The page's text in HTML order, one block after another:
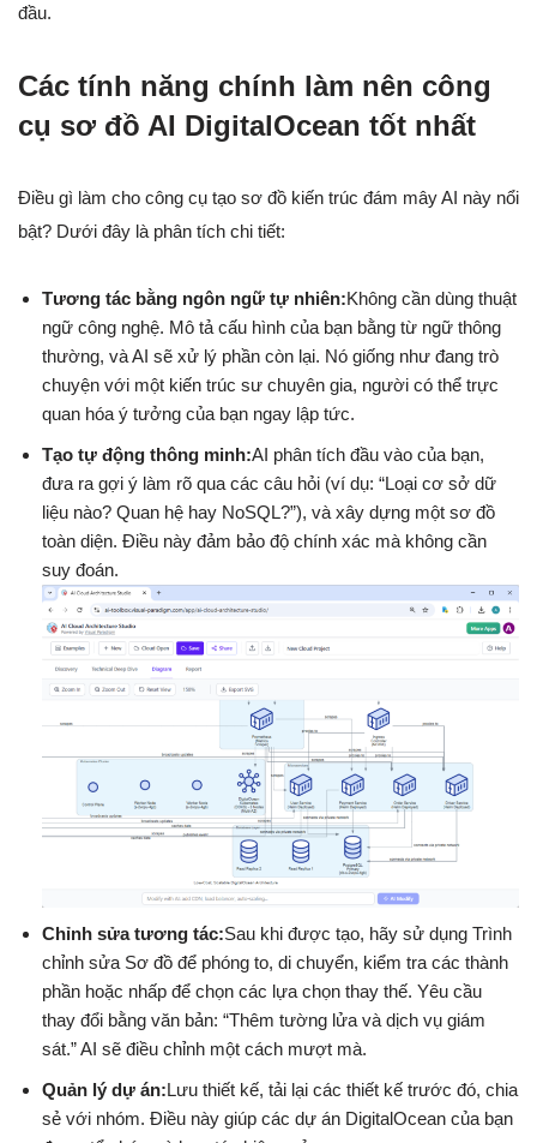
đầu.
Các tính năng chính làm nên công
cụ sơ đồ AI DigitalOcean tốt nhất
Điều gì làm cho công cụ tạo sơ đồ kiến trúc đám mây AI này nổi
bật? Dưới đây là phân tích chi tiết:
Tương tác bằng ngôn ngữ tự nhiên:Không cần dùng thuật
ngữ công nghệ. Mô tả cấu hình của bạn bằng từ ngữ thông
thường, và AI sẽ xử lý phần còn lại. Nó giống như đang trò
chuyện với một kiến trúc sư chuyên gia, người có thể trực
quan hóa ý tưởng của bạn ngay lập tức.
Tạo tự động thông minh:AI phân tích đầu vào của bạn,
đưa ra gợi ý làm rõ qua các câu hỏi (ví dụ: “Loại cơ sở dữ
liệu nào? Quan hệ hay NoSQL?”), và xây dựng một sơ đồ
toàn diện. Điều này đảm bảo độ chính xác mà không cần
suy đoán.
Chỉnh sửa tương tác:Sau khi được tạo, hãy sử dụng Trình
chỉnh sửa Sơ đồ để phóng to, di chuyển, kiểm tra các thành
phần hoặc nhấp để chọn các lựa chọn thay thế. Yêu cầu
thay đổi bằng văn bản: “Thêm tường lửa và dịch vụ giám
sát.” AI sẽ điều chỉnh một cách mượt mà.
Quản lý dự án:Lưu thiết kế, tải lại các thiết kế trước đó, chia
sẻ với nhóm. Điều này giúp các dự án DigitalOcean của bạn